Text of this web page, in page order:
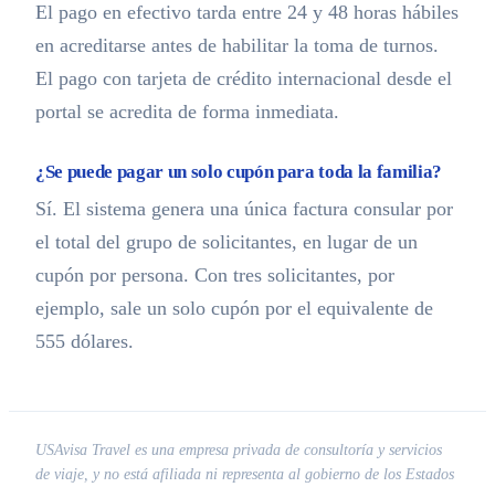
El pago en efectivo tarda entre 24 y 48 horas hábiles
en acreditarse antes de habilitar la toma de turnos.
El pago con tarjeta de crédito internacional desde el
portal se acredita de forma inmediata.
¿Se puede pagar un solo cupón para toda la familia?
Sí. El sistema genera una única factura consular por
el total del grupo de solicitantes, en lugar de un
cupón por persona. Con tres solicitantes, por
ejemplo, sale un solo cupón por el equivalente de
555 dólares.
USAvisa Travel es una empresa privada de consultoría y servicios
de viaje, y no está afiliada ni representa al gobierno de los Estados